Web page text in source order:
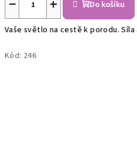
+
− Do košíku
Vaše světlo na cestě k porodu.
Kód: 246